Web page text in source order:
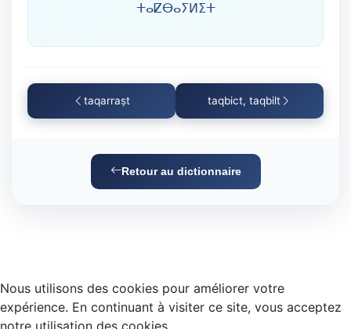
ⵜⴰⵇⴱⴰⵢⵍⵉⵜ
taqarraṣt taqbict, taqbilt
Retour au dictionnaire
Nous utilisons des cookies pour améliorer votre
expérience. En continuant à visiter ce site, vous acceptez
notre utilisation des cookies.